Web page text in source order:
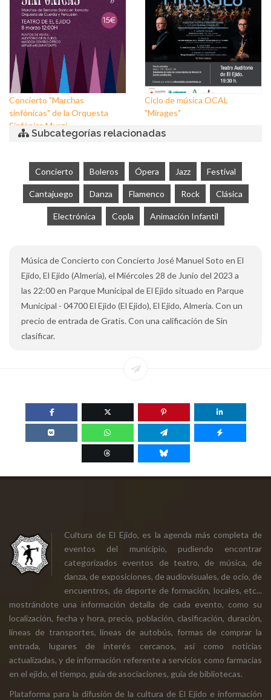
Concierto "Marchas
sinfónicas" de la Orquesta
Sinfónica Murgi
Ciclo de música OCAL
"Mirages"
Subcategorías relacionadas
Concierto Boleros Ópera Jazz Festival
Cantajuego Danza Flamenco Rock Clásica
Electrónica Copla Animación Infantil
Música de Concierto con Concierto José Manuel Soto en El
Ejido, El Ejido (Almería), el Miércoles 28 de Junio del 2023 a
las 22:00 en Parque Municipal de El Ejido situado en Parque
Municipal - 04700 El Ejido (El Ejido), El Ejido, Almería. Con un
precio de entrada de Gratis. Con una calificación de Sin
clasificar.
Cultura de El Ejido, es la agenda más completa de
eventos del municipio, pudiendo encontrar
categorizados eventos de teatro, de música, de
danza, de exposiciones, de audiovisuales, de ocio, de
encuentros, de deporte de formación, locales, etc...
mostrándote una información detalla de cada evento, como su
localización, fecha y hora, precio, población, clasificación, duración,
líneas de transportes, líneas de autobús, formas de comprar la
entrada, lugares de interés cercanos, así como noticias
actualizadas, y de información referente a servicios como farmacias
en el ejido, el tiempo, guía de asociaciones, guía de bibliotecas.
Plataforma para la difusión de la cultura de El Ejido e información